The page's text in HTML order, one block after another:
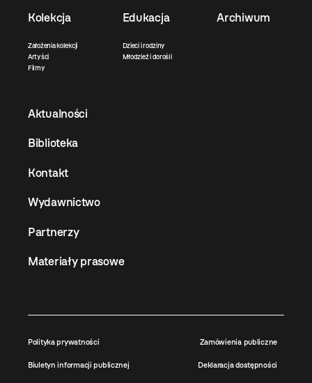
Kolekcja
Założenia kolekcji
Artyści
Filmy
Edukacja
Dzieci i rodziny
Młodzież i dorośli
Archiwum
Aktualności
Biblioteka
Kontakt
Wydawnictwo
Partnerzy
Materiały prasowe
Polityka prywatności Zamówienia publiczne
Biuletyn informacji publicznej Deklaracja dostępności